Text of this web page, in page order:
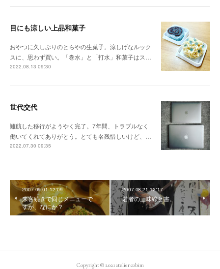
目にも涼しい上品和菓子
おやつに久しぶりのとらやの生菓子。涼しげなルック
スに、思わず買い。「巻水」と「打水」和菓子はス…
2022.08.13 09:30
世代交代
難航した移行がようやく完了。7年間、トラブルなく
働いてくれてありがとう。とても名残惜しいけど、…
2022.07.30 09:35
2007.09.01 12:09
来客続きで同じメニューで
すが、なにか？
2007.08.21 12:17
若者の三味線と書。
Copyright © 2021 atelier cobim